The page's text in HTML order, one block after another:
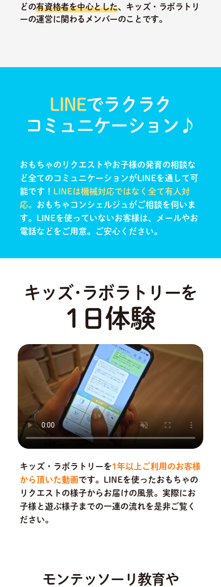
どの有資格者を中心とした、キッズ・ラボラトリ
ーの運営に関わるメンバーのことです。
LINEでラクラク
コミュニケーション♪
おもちゃのリクエストやお子様の発育の相談な
ど全てのコミュニケーションがLINEを通して可
能です！ LINEは機械対応ではなく全て有人対
応。 おもちゃコンシェルジュがご相談を伺いま
す。 LINEを使っていないお客様は、メールやお
電話などをご用意。ご安心ください。
キッズ･ラボラトリーを
1日体験
キッズ・ラボラトリーを1年以上ご利用のお客様
から頂いた動画です。 LINEを使ったおもちゃの
リクエストの様子からお届けの風景。実際にお
子様と遊ぶ様子までの一連の流れを是非ご覧く
ださい。
モンテッソーリ教育や